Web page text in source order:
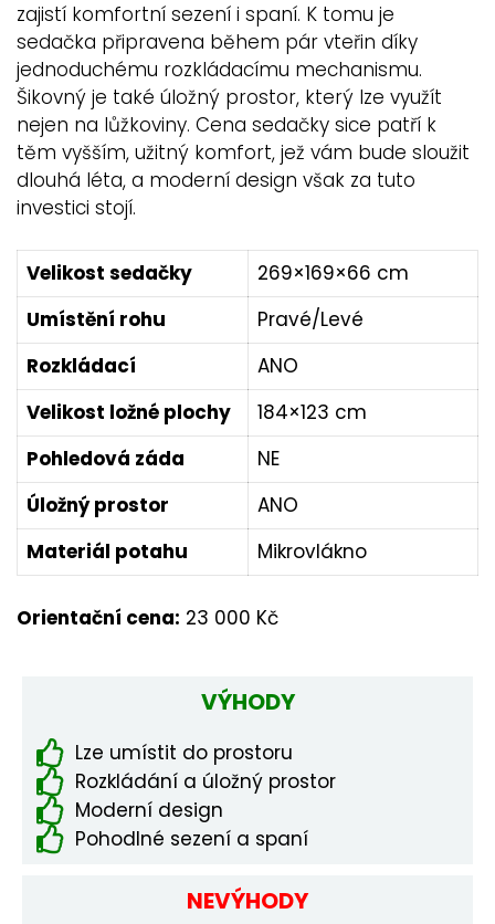
zajistí komfortní sezení i spaní. K tomu je
sedačka připravena během pár vteřin díky
jednoduchému rozkládacímu mechanismu.
Šikovný je také úložný prostor, který lze využít
nejen na lůžkoviny. Cena sedačky sice patří k
těm vyšším, užitný komfort, jež vám bude sloužit
dlouhá léta, a moderní design však za tuto
investici stojí.
Velikost sedačky
269×169×66 cm
Umístění rohu
Pravé/Levé
Rozkládací
ANO
Velikost ložné plochy
184×123 cm
Pohledová záda
NE
Úložný prostor
ANO
Materiál potahu
Mikrovlákno
Orientační cena: 23 000 Kč
VÝHODY
Lze umístit do prostoru
Rozkládání a úložný prostor
Moderní design
Pohodlné sezení a spaní
NEVÝHODY